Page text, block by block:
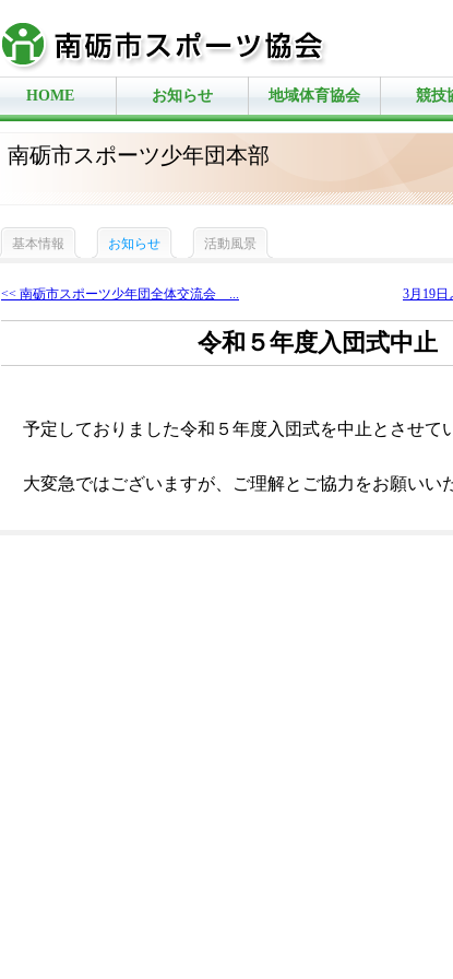
HOME お知らせ 地域体育協会 競技
南砺市スポーツ少年団本部
基本情報 お知らせ 活動風景
<< 南砺市スポーツ少年団全体交流会 ... 3月19日
令和５年度入団式中止
予定しておりました令和５年度入団式を中止とさせて
大変急ではございますが、ご理解とご協力をお願いい